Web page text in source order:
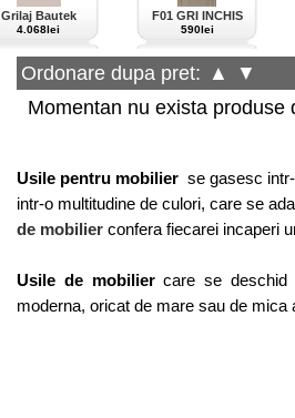
Grilaj Bautek
4.068lei
F01 GRI INCHIS
590lei
Ordonare dupa pret: ▲
▼
Momentan nu exista produse
Usile pentru mobilier se gasesc
intr-o multitudine de culori, care se
de mobilier confera fiecarei incaperi
Usile de mobiliercare se deschid
moderna, oricat de mare sau de mica